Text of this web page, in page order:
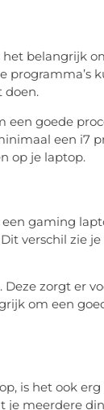
belangrijk
programma’s
doen.
goede
een i7
op je laptop.
gaming
verschil zie
zorgt er
om een
is het ook
je meerdere